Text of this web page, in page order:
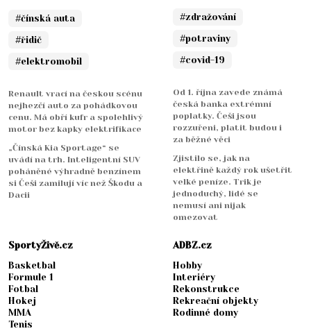
#čínská auta
#řidič
#elektromobil
Renault vrací na českou scénu
nejhezčí auto za pohádkovou
cenu. Má obří kufr a spolehlivý
motor bez kapky elektrifikace
„Čínská Kia Sportage“ se
uvádí na trh. Inteligentní SUV
poháněné výhradně benzínem
si Češi zamilují víc než Škodu a
Dacii
#zdražování
#potraviny
#covid-19
Od 1. října zavede známá
česká banka extrémní
poplatky. Češi jsou
rozzuřeni, platit budou i
za běžné věci
Zjistilo se, jak na
elektřině každý rok ušetřit
velké peníze. Trik je
jednoduchý, lidé se
nemusí ani nijak
omezovat
SportyŽivě.cz
Basketbal
Formule 1
Fotbal
Hokej
MMA
Tenis
ADBZ.cz
Hobby
Interiéry
Rekonstrukce
Rekreační objekty
Rodinné domy